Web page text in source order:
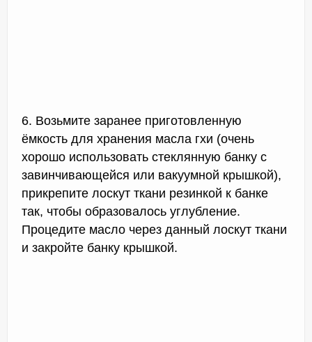
6. Возьмите заранее приготовленную
ёмкость для хранения масла гхи (очень
хорошо использовать стеклянную банку с
завинчивающейся или вакуумной крышкой),
прикрепите лоскут ткани резинкой к банке
так, чтобы образовалось углубление.
Процедите масло через данный лоскут ткани
и закройте банку крышкой.